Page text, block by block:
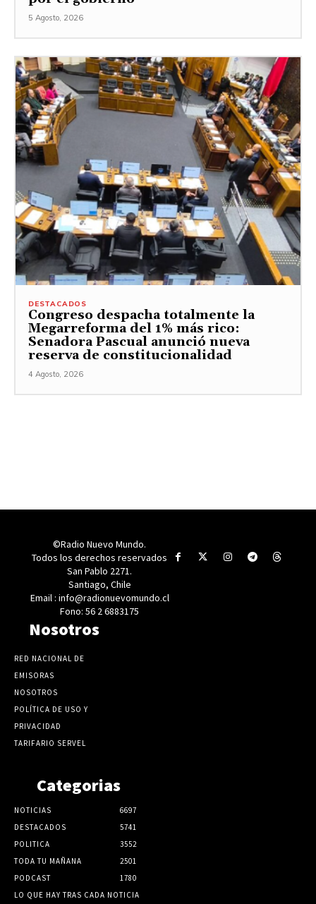
5 Agosto, 2026
DESTACADOS
Congreso despacha totalmente la
Megarreforma del 1% más rico:
Senadora Pascual anunció nueva
reserva de constitucionalidad
4 Agosto, 2026
©Radio Nuevo Mundo.
Todos los derechos reservados
San Pablo 2271.
Santiago, Chile
Email : info@radionuevomundo.cl
Fono: 56 2 6883175
Nosotros
RED NACIONAL DE
EMISORAS
NOSOTROS
POLÍTICA DE USO Y
PRIVACIDAD
TARIFARIO SERVEL
Categorias
NOTICIAS
6697
DESTACADOS
5741
POLITICA
3552
TODA TU MAÑANA
2501
PODCAST
1780
LO QUE HAY TRAS CADA NOTICIA